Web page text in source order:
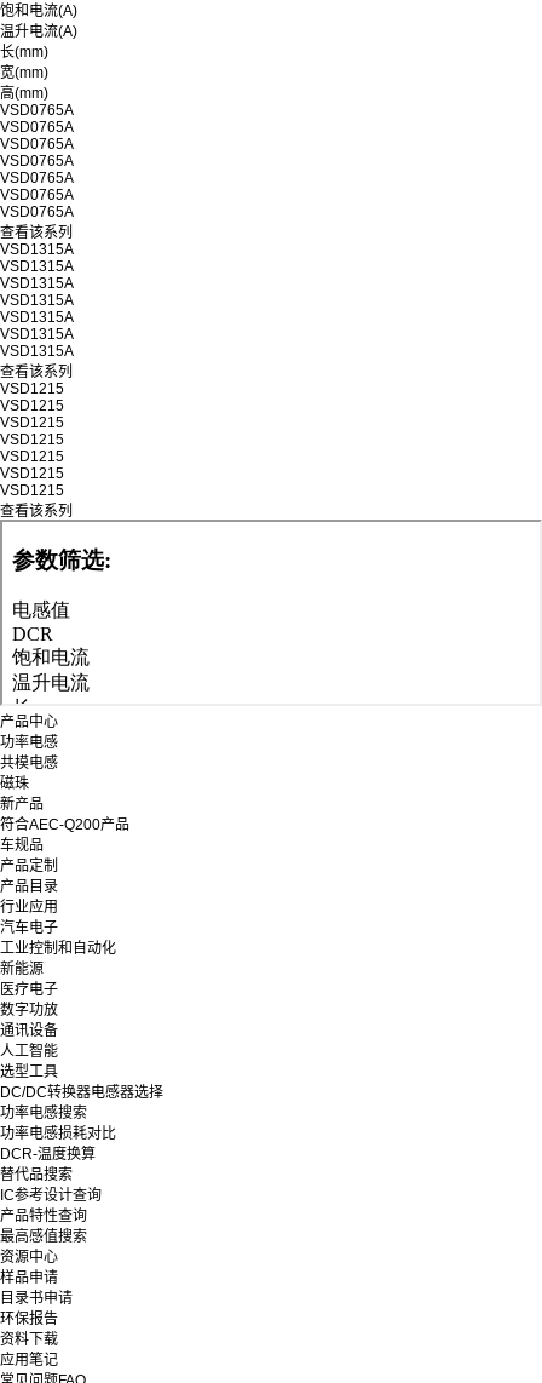
饱和电流(A)
温升电流(A)
长(mm)
宽(mm)
高(mm)
VSD0765A
VSD0765A
VSD0765A
VSD0765A
VSD0765A
VSD0765A
VSD0765A
查看该系列
VSD1315A
VSD1315A
VSD1315A
VSD1315A
VSD1315A
VSD1315A
VSD1315A
查看该系列
VSD1215
VSD1215
VSD1215
VSD1215
VSD1215
VSD1215
VSD1215
查看该系列
产品中心
功率电感
共模电感
磁珠
新产品
符合AEC-Q200产品
车规品
产品定制
产品目录
行业应用
汽车电子
工业控制和自动化
新能源
医疗电子
数字功放
通讯设备
人工智能
选型工具
DC/DC转换器电感器选择
功率电感搜索
功率电感损耗对比
DCR-温度换算
替代品搜索
IC参考设计查询
产品特性查询
最高感值搜索
资源中心
样品申请
目录书申请
环保报告
资料下载
应用笔记